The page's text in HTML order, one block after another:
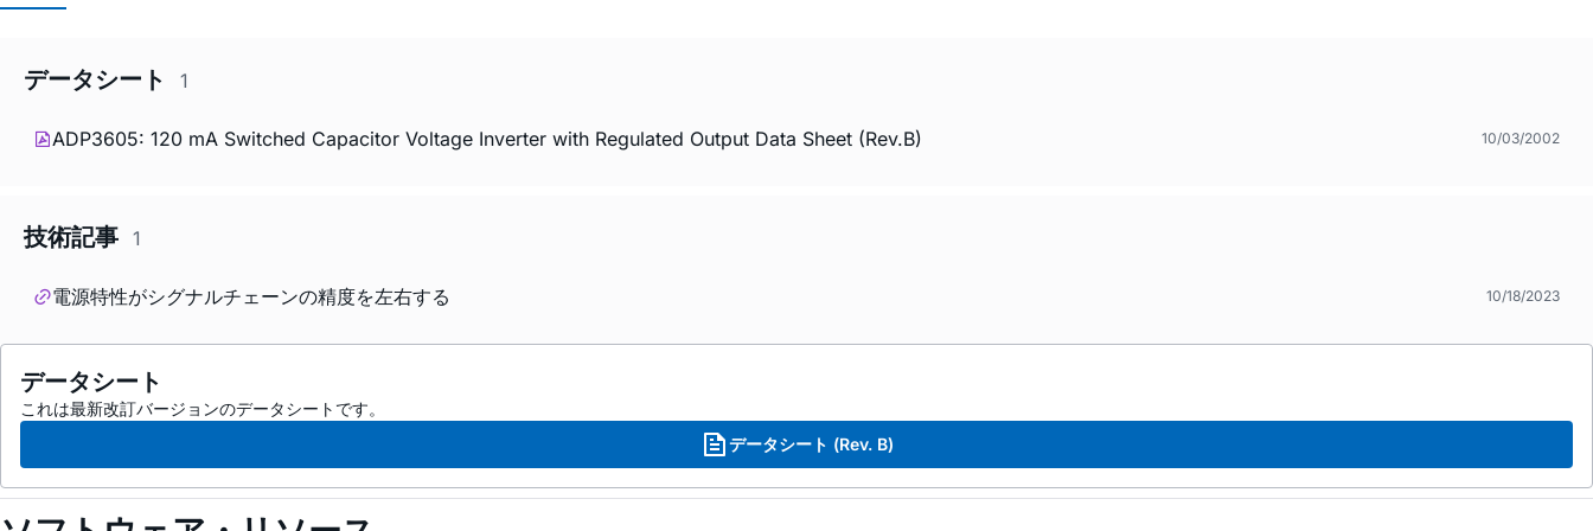
データシート 1
ADP3605: 120 mA Switched Capacitor Voltage Inverter with Regulated Output Data Sheet (Rev.B) 10/03/2002
技術記事 1
電源特性がシグナルチェーンの精度を左右する 10/18/2023
データシート
これは最新改訂バージョンのデータシートです。
データシート (Rev. B)